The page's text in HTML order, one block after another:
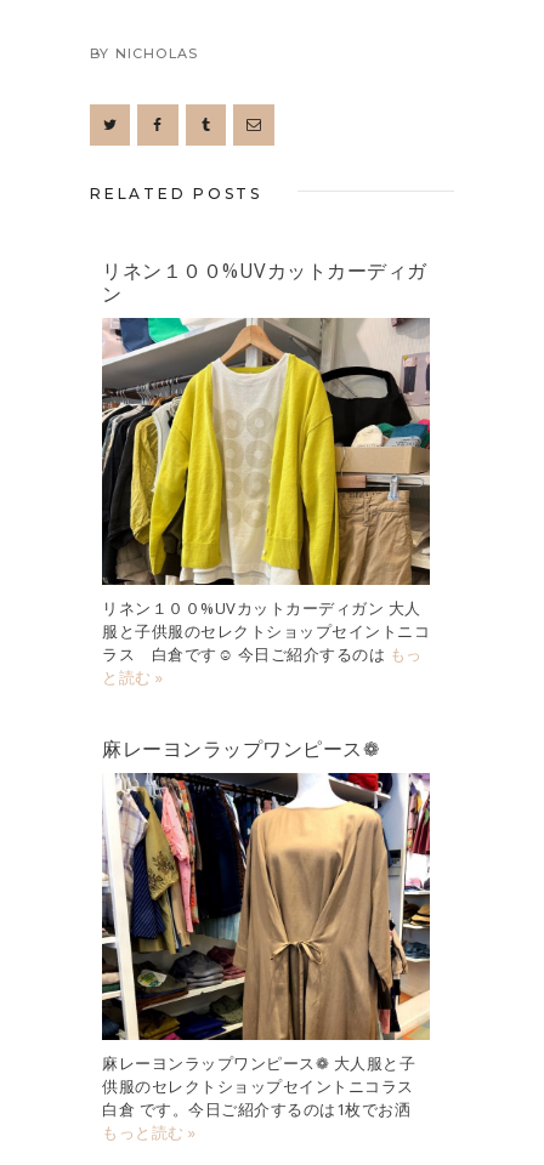
BY NICHOLAS
RELATED POSTS
リネン１００%UVカットカーディガ
ン
リネン１００%UVカットカーディガン 大人
服と子供服のセレクトショップセイントニコ
ラス 白倉です☺︎ 今日ご紹介するのは もっ
と読む »
麻レーヨンラップワンピース❁
麻レーヨンラップワンピース❁ 大人服と子
供服のセレクトショップセイントニコラス
白倉 です。今日ご紹介するのは1枚でお洒
もっと読む »